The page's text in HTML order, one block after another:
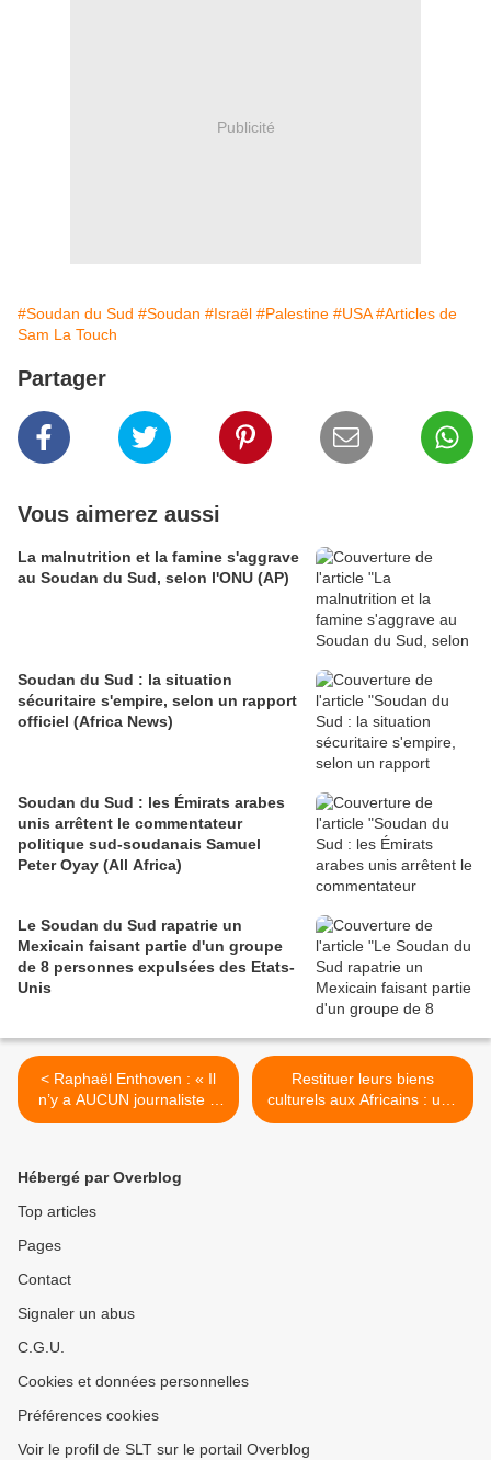
Publicité
#Soudan du Sud #Soudan #Israël #Palestine #USA #Articles de
Sam La Touch
Partager
Vous aimerez aussi
La malnutrition et la famine s'aggrave
au Soudan du Sud, selon l'ONU (AP)
Soudan du Sud : la situation
sécuritaire s'empire, selon un rapport
officiel (Africa News)
Soudan du Sud : les Émirats arabes
unis arrêtent le commentateur
politique sud-soudanais Samuel
Peter Oyay (All Africa)
Le Soudan du Sud rapatrie un
Mexicain faisant partie d'un groupe
de 8 personnes expulsées des Etats-
Unis
< Raphaël Enthoven : « Il
n’y a AUCUN journaliste à
Gaza. Uniquement des
une carte de presse. ».
Besançon annule sa venue
Restituer leurs biens
culturels aux Africains : une
promesse de l’Elysée
Hébergé par Overblog
Top articles
Pages
Contact
Signaler un abus
C.G.U.
Cookies et données personnelles
Préférences cookies
Voir le profil de SLT sur le portail Overblog